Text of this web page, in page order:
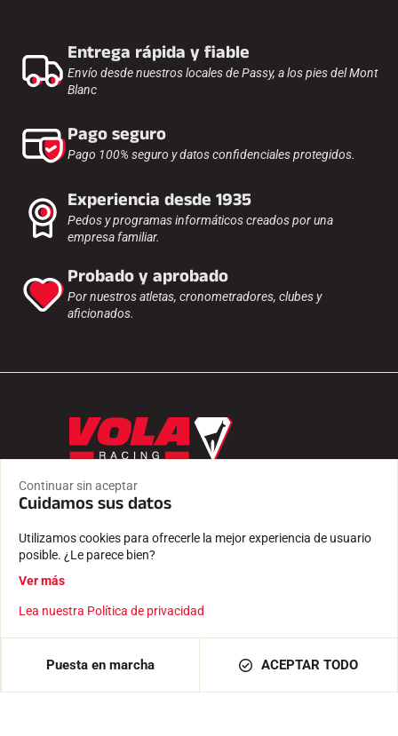
AÑADIR A LA CESTA 1.590,00 €
Entrega rápida y fiable
Envío desde nuestros locales de Passy, a los pies del Mont
Blanc
Pago seguro
Pago 100% seguro y datos confidenciales protegidos.
Experiencia desde 1935
Pedos y programas informáticos creados por una
empresa familiar.
Probado y aprobado
Por nuestros atletas, cronometradores, clubes y
aficionados.
ESPAÑA / ES / EUR
Productos
PEDOS
ACCESORIOS
EQUIPAMIENTO
CRONOMETRAJE
SOFTWARE
Servicios
Continuar sin aceptar
Cuidamos sus datos
Utilizamos cookies para ofrecerle la mejor experiencia de usuario
posible. ¿Le parece bien?
Ver más
Lea nuestra Política de privacidad
Puesta en marcha ACEPTAR TODO